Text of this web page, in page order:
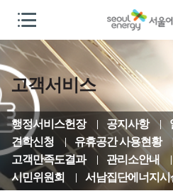
고객서비스
행정서비스헌장 공지사항
견학신청
유휴공간 사용현황
고객만족도결과
관리소안내
시민위원회
서남집단에너지시